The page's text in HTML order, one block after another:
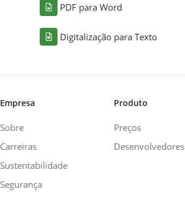
PDF para Word
Digitalização para Texto
Empresa
Sobre
Carreiras
Sustentabilidade
Segurança
Produto
Preços
Desenvolvedores